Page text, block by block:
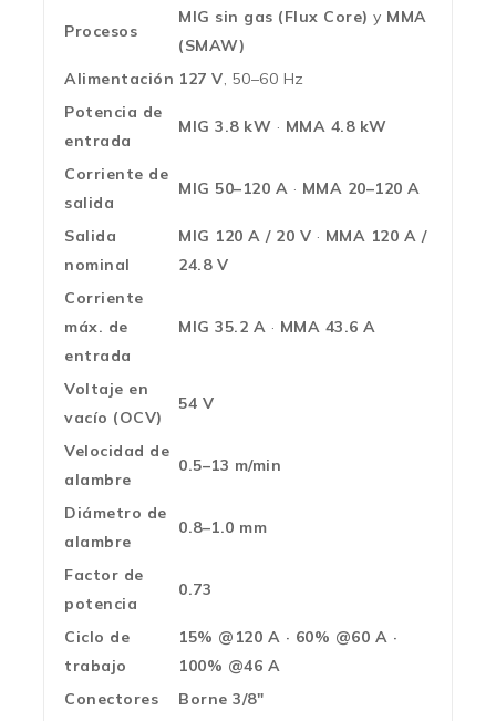
Procesos
MIG sin gas (Flux Core) y MMA
(SMAW)
Alimentación 127 V, 50–60 Hz
Potencia de
entrada
MIG 3.8 kW · MMA 4.8 kW
Corriente de
salida
MIG 50–120 A · MMA 20–120 A
Salida
nominal
MIG 120 A / 20 V · MMA 120 A /
24.8 V
Corriente
máx. de
entrada
MIG 35.2 A · MMA 43.6 A
Voltaje en
vacío (OCV)
54 V
Velocidad de
alambre
0.5–13 m/min
Diámetro de
alambre
0.8–1.0 mm
Factor de
potencia
0.73
Ciclo de
trabajo
15% @120 A · 60% @60 A ·
100% @46 A
Conectores
Borne 3/8″